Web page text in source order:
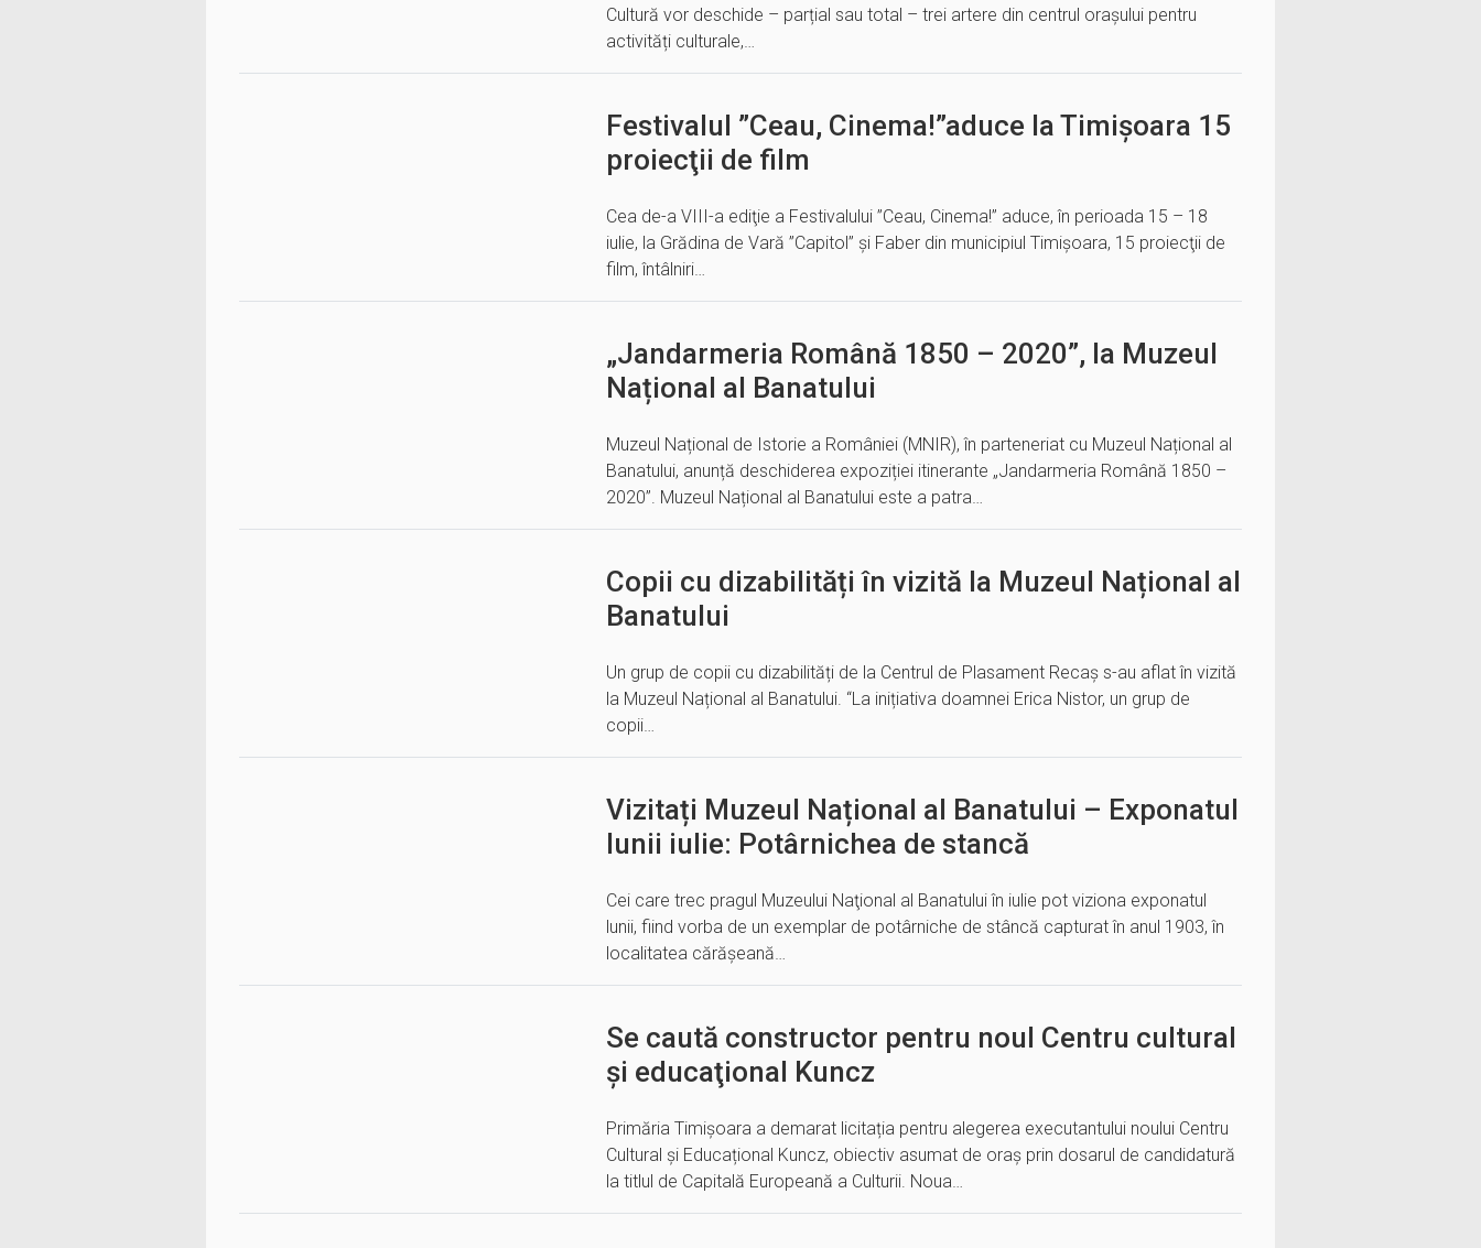
Cultură vor deschide – parțial sau total – trei artere din centrul orașului pentru
activități culturale,…
Festivalul ”Ceau, Cinema!”aduce la Timișoara 15
proiecţii de film
Cea de-a VIII-a ediţie a Festivalului ”Ceau, Cinema!” aduce, în perioada 15 – 18
iulie, la Grădina de Vară ”Capitol” şi Faber din municipiul Timişoara, 15 proiecţii de
film, întâlniri…
„Jandarmeria Română 1850 – 2020”, la Muzeul
Național al Banatului
Muzeul Național de Istorie a României (MNIR), în parteneriat cu Muzeul Național al
Banatului, anunță deschiderea expoziției itinerante „Jandarmeria Română 1850 –
2020”. Muzeul Național al Banatului este a patra…
Copii cu dizabilități în vizită la Muzeul Național al
Banatului
Un grup de copii cu dizabilități de la Centrul de Plasament Recaș s-au aflat în vizită
la Muzeul Național al Banatului. “La inițiativa doamnei Erica Nistor, un grup de
copii…
Vizitați Muzeul Național al Banatului – Exponatul
lunii iulie: Potârnichea de stancă
Cei care trec pragul Muzeului Naţional al Banatului în iulie pot viziona exponatul
lunii, fiind vorba de un exemplar de potârniche de stâncă capturat în anul 1903, în
localitatea cărăşeană…
Se caută constructor pentru noul Centru cultural
şi educaţional Kuncz
Primăria Timișoara a demarat licitația pentru alegerea executantului noului Centru
Cultural și Educațional Kuncz, obiectiv asumat de oraș prin dosarul de candidatură
la titlul de Capitală Europeană a Culturii. Noua…